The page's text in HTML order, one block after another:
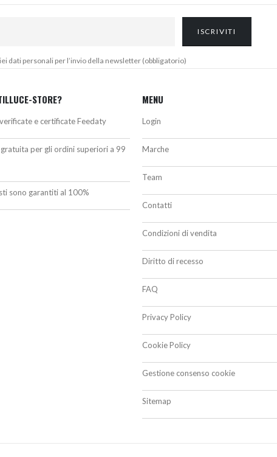
dati personali per l’invio della newsletter (obbligatorio)
STORE?
e certificate Feedaty
per gli ordini superiori a 99
sono garantiti al 100%
MENU
Login
Marche
Team
Contatti
Condizioni di vendita
Diritto di recesso
FAQ
Privacy Policy
Cookie Policy
Gestione consenso cookie
Sitemap